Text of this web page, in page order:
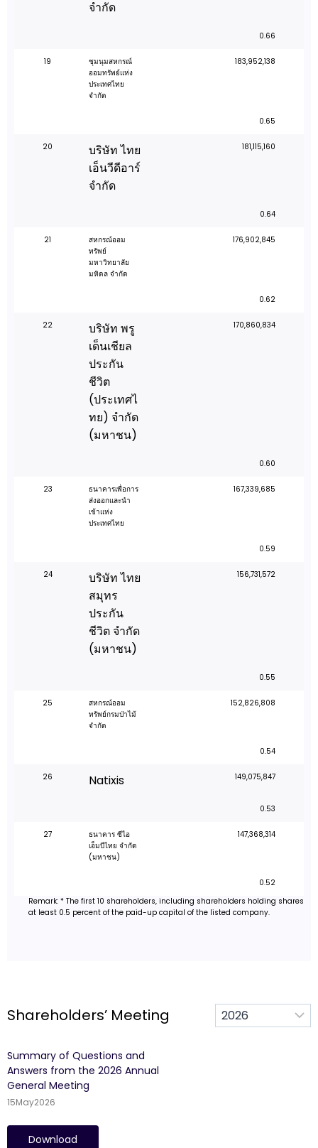
จำกัด
0.66
19
ชุมนุมสหกรณ์
ออมทรัพย์แห่ง
ประเทศไทย
จำกัด
183,952,138
0.65
20
บริษัท ไทย
เอ็นวีดีอาร์
จำกัด
181,115,160
0.64
21
สหกรณ์ออม
ทรัพย์
มหาวิทยาลัย
มหิดล จำกัด
176,902,845
0.62
22
บริษัท พรู
เด็นเชียล
ประกัน
ชีวิต
(ประเทศไ
ทย) จำกัด
(มหาชน)
170,860,834
0.60
23
ธนาคารเพื่อการ
ส่งออกและนำ
เข้าแห่ง
ประเทศไทย
167,339,685
0.59
24
บริษัท ไทย
สมุทร
ประกัน
ชีวิต จำกัด
(มหาชน)
156,731,572
0.55
25
สหกรณ์ออม
ทรัพย์กรมป่าไม้
จำกัด
152,826,808
0.54
26 Natixis 149,075,847
0.53
27
ธนาคาร ซีไอ
เอ็มบีไทย จำกัด
(มหาชน)
147,368,314
0.52
Remark: * The first 10 shareholders, including shareholders holding shares
at least 0.5 percent of the paid-up capital of the listed company.
Shareholders’ Meeting
Summary of Questions and
Answers from the 2026 Annual
General Meeting
15May2026
Download